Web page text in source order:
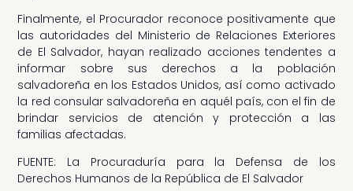
Finalmente, el Procurador reconoce positivamente que
las autoridades del Ministerio de Relaciones Exteriores
de El Salvador, hayan realizado acciones tendentes a
informar sobre sus derechos a la población
salvadoreña en los Estados Unidos, así como activado
la red consular salvadoreña en aquél país, con el fin de
brindar servicios de atención y protección a las
familias afectadas.
FUENTE: La Procuraduría para la Defensa de los
Derechos Humanos de la República de El Salvador